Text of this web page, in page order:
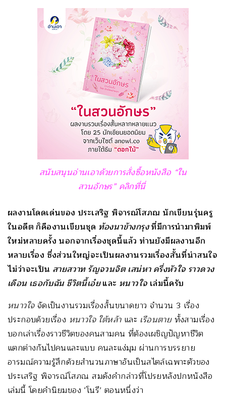
สนับสนุนอ่านเอาด้วยการสั่งซื้อหนังสือ “ใน
สวนอักษร” คลิกที่นี่
ผลงานโดดเด่นของ ประเสริฐ พิจารณ์โสภณ นักเขียนรุ่นครู
ในอดีต ก็คืองานเขียนชุด ท้องนาข้างกรุงที่มีการนำมาพิมพ์
ใหม่หลายครั้ง นอกจากเรื่องชุดนี้แล้ว ท่านยังมีผลงานอีก
หลายเรื่อง ซึ่งส่วนใหญ่จะเป็นผลงานรวมเรื่องสั้นที่น่าสนใจ
ไม่ว่าจะเป็น สายสวาท รัญจวนจิต เสน่หา ครึ่งหัวใจ ราวดวง
เดือน เธอกับฉัน ชีวิตนี้เอ๋ยและ หนาวใจ เล่มนี้ครับ
หนาวใจจัดเป็นงานรวมเรื่องสั้นขนาดยาว จำนวน 3 เรื่อง
ประกอบด้วยเรื่อง หนาวใจ ใต้หล้า และ เรือนตายทั้งสามเรื่อง
บอกเล่าเรื่องราวชีวิตของคนสามคน ที่ต้องเผชิญปัญหาชีวิต
แตกต่างกันไปคนและแบบ คนละแง่มุม ผ่านการบรรยาย
อารมณ์ความรู้สึกด้วยสำนวนภาษาอันเป็นสไตล์เฉพาะตัวของ
ประเสริฐ พิจารณ์โสภณ สมดังคำกล่าวที่โปรยหลังปกหนังสือ
เล่มนี้ โดยคำนิยมของ ‘โนรี’ ตอนหนึ่งว่า